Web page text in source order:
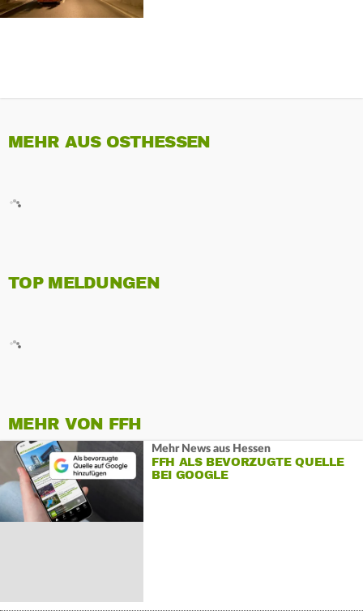
MEHR AUS OSTHESSEN
TOP MELDUNGEN
MEHR VON FFH
Mehr News aus Hessen
FFH ALS BEVORZUGTE QUELLE
BEI GOOGLE